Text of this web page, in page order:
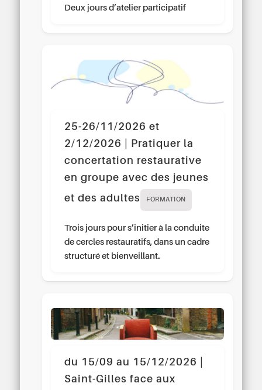
Deux jours d’atelier participatif
25-26/11/2026 et
2/12/2026 | Pratiquer la
concertation restaurative
en groupe avec des jeunes
et des adultes
FORMATION
Trois jours pour s’initier à la conduite
de cercles restauratifs, dans un cadre
structuré et bienveillant.
du 15/09 au 15/12/2026 |
Saint-Gilles face aux